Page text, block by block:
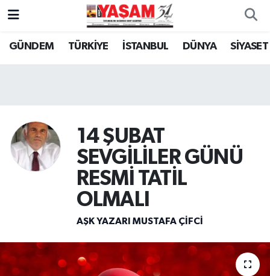
GÜNDEM TÜRKİYE İSTANBUL DÜNYA SİYASET
14 ŞUBAT
SEVGİLİLER GÜNÜ
RESMİ TATİL
OLMALI
AŞK YAZARI MUSTAFA ÇİFCİ